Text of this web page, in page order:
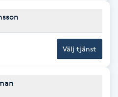
Välj tjänst